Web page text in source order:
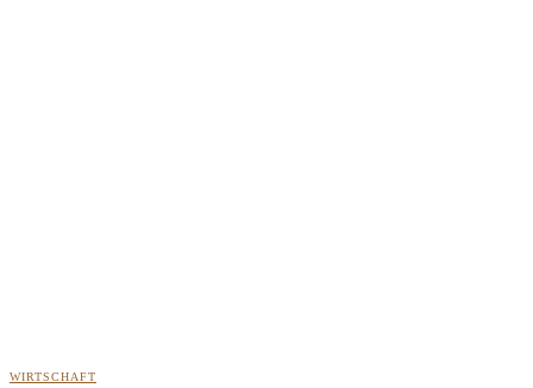
WIRTSCHAFT